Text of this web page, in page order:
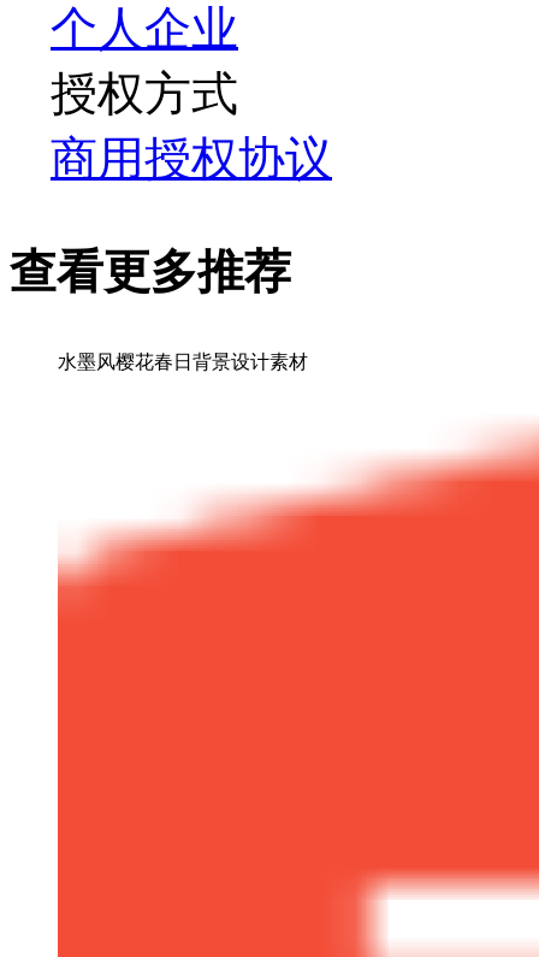
个人企业
授权方式
商用授权协议
查看更多推荐
水墨风樱花春日背景设计素材